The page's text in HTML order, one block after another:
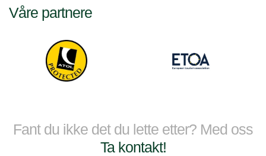
Våre partnere
Fant du ikke det du lette etter? Med oss
Ta kontakt!